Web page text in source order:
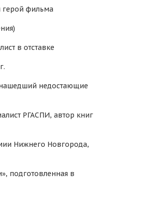
герой фильма
в отставке
нашедший недостающие
РГАСПИ, автор книг
Нижнего Новгорода,
подготовленная в